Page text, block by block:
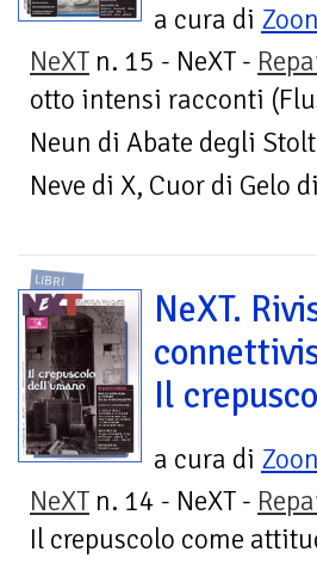
a cura di Zoon
NeXT n. 15 - NeXT -
otto intensi racconti
Neun di Abate degli
Neve di X, Cuor di Gelo
LIBRI
NeXT.
Il
a cura di Zoon
NeXT n. 14 - NeXT -
Il crepuscolo come